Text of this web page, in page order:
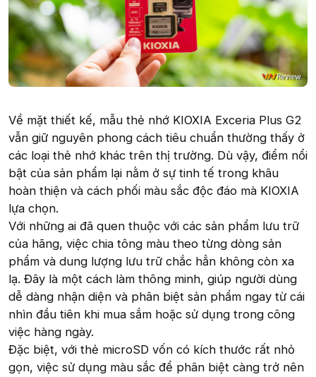
Về mặt thiết kế, mẫu thẻ nhớ KIOXIA Exceria Plus G2
vẫn giữ nguyên phong cách tiêu chuẩn thường thấy ở
các loại thẻ nhớ khác trên thị trường. Dù vậy, điểm nổi
bật của sản phẩm lại nằm ở sự tinh tế trong khâu
hoàn thiện và cách phối màu sắc độc đáo mà KIOXIA
lựa chọn.
Với những ai đã quen thuộc với các sản phẩm lưu trữ
của hãng, việc chia tông màu theo từng dòng sản
phẩm và dung lượng lưu trữ chắc hẳn không còn xa
lạ. Đây là một cách làm thông minh, giúp người dùng
dễ dàng nhận diện và phân biệt sản phẩm ngay từ cái
nhìn đầu tiên khi mua sắm hoặc sử dụng trong công
việc hàng ngày.
Đặc biệt, với thẻ microSD vốn có kích thước rất nhỏ
gọn, việc sử dụng màu sắc để phân biệt càng trở nên